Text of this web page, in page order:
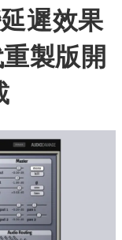
遲效果
製版開